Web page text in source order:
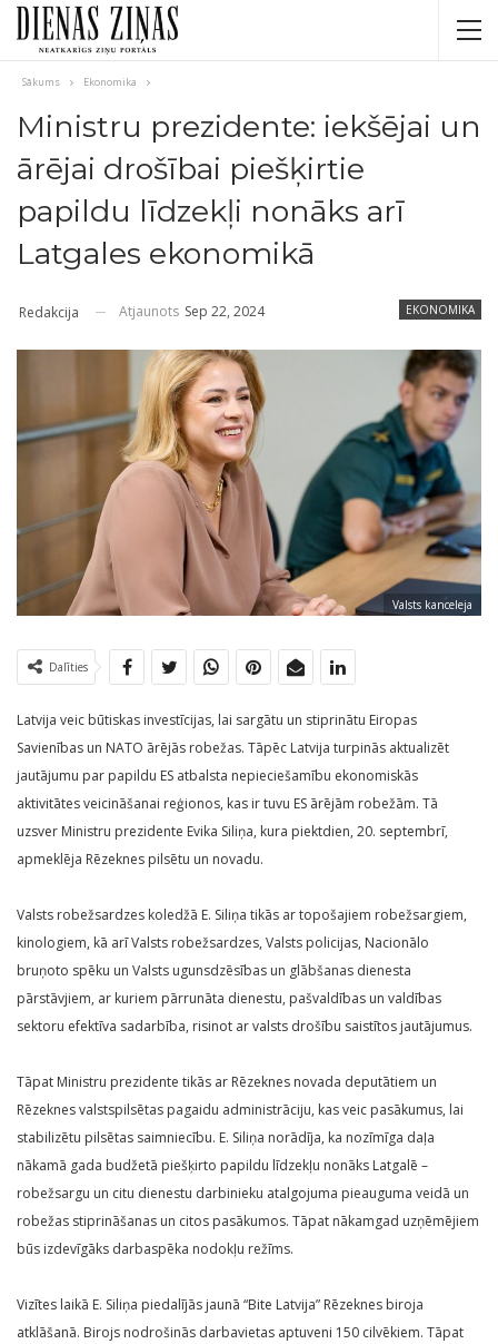
Sākums Ekonomika
Ministru prezidente: iekšējai un
ārējai drošībai piešķirtie
papildu līdzekļi nonāks arī
Latgales ekonomikā
EKONOMIKA
Redakcija Atjaunots Sep 22, 2024
Valsts kanceleja
Dalīties
Latvija veic būtiskas investīcijas, lai sargātu un stiprinātu Eiropas
Savienības un NATO ārējās robežas. Tāpēc Latvija turpinās aktualizēt
jautājumu par papildu ES atbalsta nepieciešamību ekonomiskās
aktivitātes veicināšanai reģionos, kas ir tuvu ES ārējām robežām. Tā
uzsver Ministru prezidente Evika Siliņa, kura piektdien, 20. septembrī,
apmeklēja Rēzeknes pilsētu un novadu.
Valsts robežsardzes koledžā E. Siliņa tikās ar topošajiem robežsargiem,
kinologiem, kā arī Valsts robežsardzes, Valsts policijas, Nacionālo
bruņoto spēku un Valsts ugunsdzēsības un glābšanas dienesta
pārstāvjiem, ar kuriem pārrunāta dienestu, pašvaldības un valdības
sektoru efektīva sadarbība, risinot ar valsts drošību saistītos jautājumus.
Tāpat Ministru prezidente tikās ar Rēzeknes novada deputātiem un
Rēzeknes valstspilsētas pagaidu administrāciju, kas veic pasākumus, lai
stabilizētu pilsētas saimniecību. E. Siliņa norādīja, ka nozīmīga daļa
nākamā gada budžetā piešķirto papildu līdzekļu nonāks Latgalē –
robežsargu un citu dienestu darbinieku atalgojuma pieauguma veidā un
robežas stiprināšanas un citos pasākumos. Tāpat nākamgad uzņēmējiem
būs izdevīgāks darbaspēka nodokļu režīms.
Vizītes laikā E. Siliņa piedalījās jaunā “Bite Latvija” Rēzeknes biroja
atklāšanā. Birojs nodrošinās darbavietas aptuveni 150 cilvēkiem. Tāpat